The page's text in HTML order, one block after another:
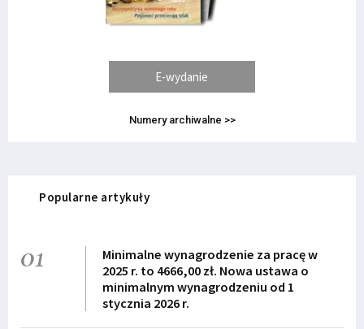
E-wydanie
Numery archiwalne >>
Popularne artykuły
01
Minimalne wynagrodzenie za pracę w
2025 r. to 4666,00 zł. Nowa ustawa o
minimalnym wynagrodzeniu od 1
stycznia 2026 r.